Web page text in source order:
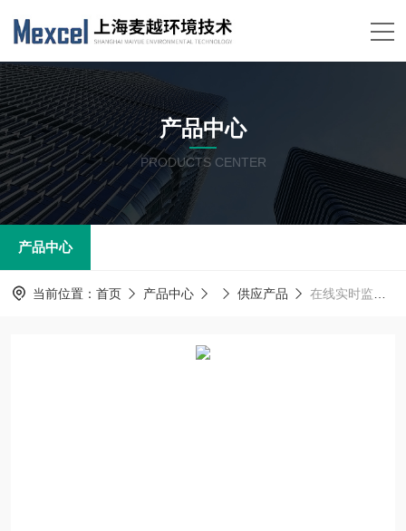
产品中心
PRODUCTS CENTER
产品中心
当前位置： 首页 产品中心 供应产品 在线实时监测工业酸碱浓度计 水质游离碱分析仪器